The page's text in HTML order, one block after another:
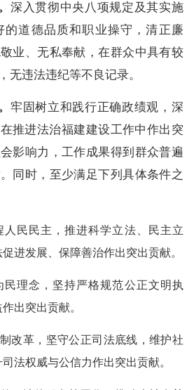
深入贯彻中央八项规定及其实施
的道德品质和职业操守，清正廉
业、无私奉献，在群众中具有较
无违法违纪等不良记录。
牢固树立和践行正确政绩观，深
推进法治福建建设工作中作出突
影响力，工作成果得到群众普遍
同时，至少满足下列具体条件之
民民主，推进科学立法、民主立
进发展、保障善治作出突出贡献。
理念，坚持严格规范公正文明执
出突出贡献。
革，坚守公正司法底线，维护社
法权威与公信力作出突出贡献。